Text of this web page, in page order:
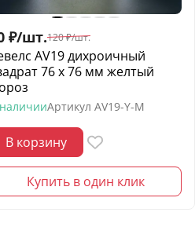
₽/шт.120 ₽/шт.
AV19 дихроичный
76 х 76 мм желтый
Артикул AV19-Y-M
В корзину
Купить в один клик